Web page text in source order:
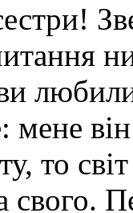
мене
то
свого.